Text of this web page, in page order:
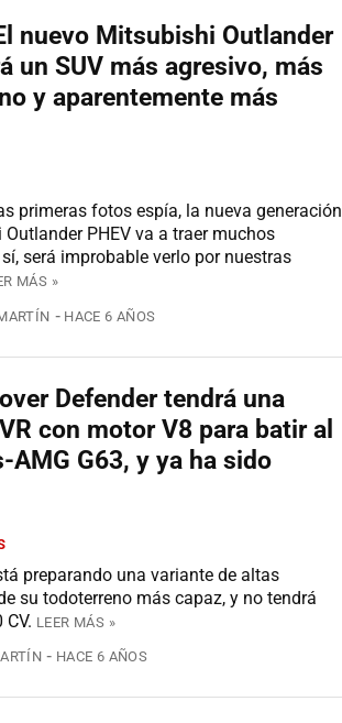
nuevo Mitsubishi Outlander
un SUV más agresivo, más
y aparentemente más
primeras fotos espía, la nueva generación
PHEV va a traer muchos
será improbable verlo por nuestras
MÁS »
HACE 6 AÑOS
Defender tendrá una
con motor V8 para batir al
AMG G63, y ya ha sido
preparando una variante de altas
su todoterreno más capaz, y no tendrá
LEER MÁS »
HACE 6 AÑOS